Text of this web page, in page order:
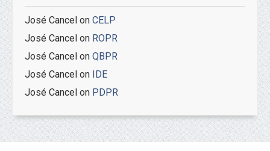
José Cancel on CELP
José Cancel on ROPR
José Cancel on QBPR
José Cancel on IDE
José Cancel on PDPR